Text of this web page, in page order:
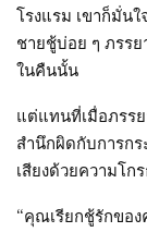
โรงแรม เขาก็มั่น
ชายชู้บ่อย ๆ ภรร
ในคืนนั้น
แต่แทนที่เมื่อภรร
สำนึกผิดกับการกร
เสียงด้วยความโก
“คุณเรียกชู้รักขอ